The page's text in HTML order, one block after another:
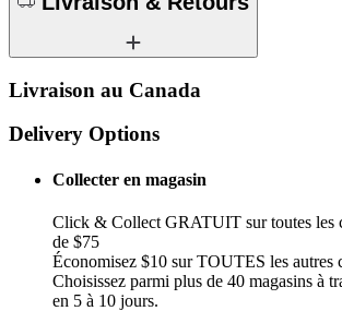
Livraison au Canada
Delivery Options
Collecter en magasin
Click & Collect GRATUIT sur toutes les
de $75
Économisez $10 sur TOUTES les autres
Choisissez parmi plus de 40 magasins à
en 5 à 10 jours.